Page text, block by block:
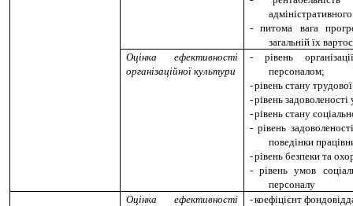
-
питома вага
загальній їх
Оцінка ефективності
організаційної культури
-
рівень
персоналом;
-рівень стану
-рівень
-рівень стану
- рівень
поведінки
-рівень безпеки та
- рівень умов
персоналу
Оцінка ефективності
-коефіцієнт